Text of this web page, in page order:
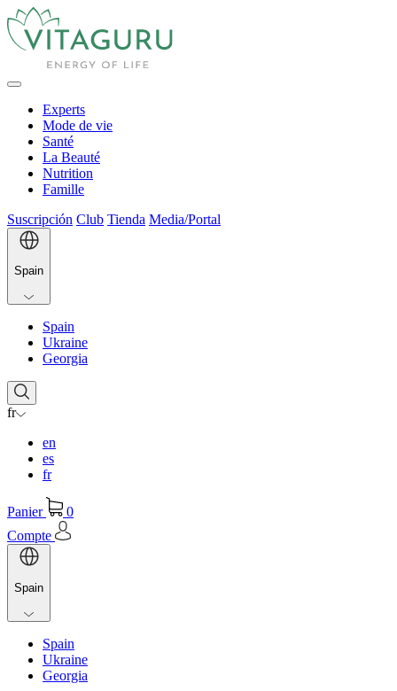
Experts
Mode de vie
Santé
La Beauté
Nutrition
Famille
Suscripción Club Tienda Media/Portal
Spain
Spain
Ukraine
Georgia
fr
en
es
fr
Panier
0
Compte
Spain
Spain
Ukraine
Georgia